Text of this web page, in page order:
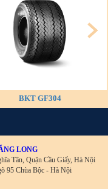
BKT GF304
LONG
Tân, Quận Cầu Giấy, Hà Nội
95 Chùa Bộc - Hà Nội